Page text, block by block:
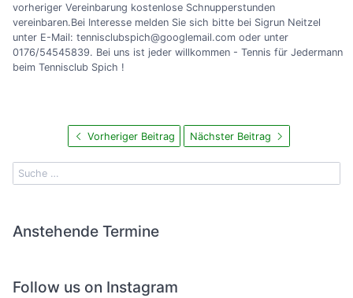
vorheriger Vereinbarung kostenlose Schnupperstunden
vereinbaren.Bei Interesse melden Sie sich bitte bei Sigrun Neitzel
unter E-Mail: tennisclubspich@googlemail.com oder unter
0176/54545839. Bei uns ist jeder willkommen - Tennis für Jedermann
beim Tennisclub Spich !
Vorheriger Beitrag Nächster Beitrag
Anstehende Termine
Follow us on Instagram